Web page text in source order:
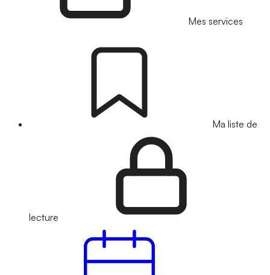
Mes services
Ma liste de
lecture